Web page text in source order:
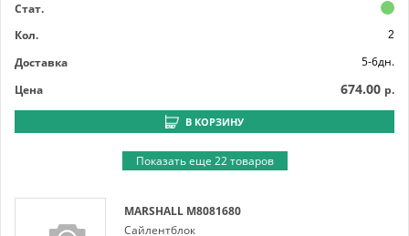
Стат.
Кол.
2
Доставка
5-6дн.
Цена
674.00 р.
В КОРЗИНУ
Показать еще 22 товаров
MARSHALL M8081680
Сайлентблок